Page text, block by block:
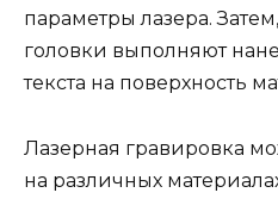
параметры лазера.
головки выполняют
текста на поверхность
Лазерная гравировка
на различных